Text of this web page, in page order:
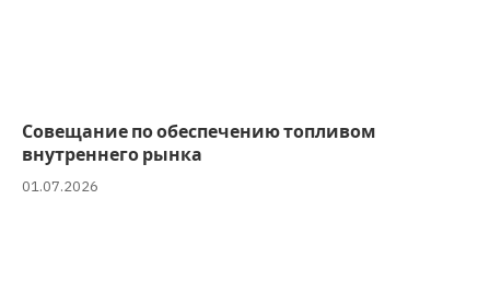
Совещание по обеспечению топливом
внутреннего рынка
01.07.2026